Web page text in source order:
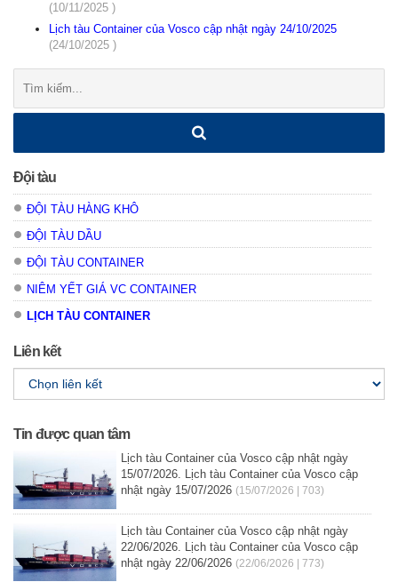
(10/11/2025 )
Lịch tàu Container của Vosco cập nhật ngày 24/10/2025
(24/10/2025 )
kiếm:
Đội tàu
ĐỘI TÀU HÀNG KHÔ
ĐỘI TÀU DẦU
ĐỘI TÀU CONTAINER
NIÊM YẾT GIÁ VC CONTAINER
LỊCH TÀU CONTAINER
Liên kết
Tin được quan tâm
Lịch tàu Container của Vosco cập nhật ngày
15/07/2026. Lịch tàu Container của Vosco cập
nhật ngày 15/07/2026 (15/07/2026 | 703)
Lịch tàu Container của Vosco cập nhật ngày
22/06/2026. Lịch tàu Container của Vosco cập
nhật ngày 22/06/2026 (22/06/2026 | 773)